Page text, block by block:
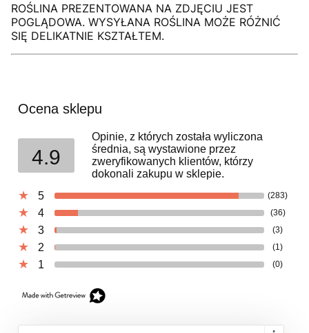
ROŚLINA PREZENTOWANA NA ZDJĘCIU JEST
POGLĄDOWA. WYSYŁANA ROŚLINA MOŻE RÓŻNIĆ
SIĘ DELIKATNIE KSZTAŁTEM.
Ocena sklepu
4.9
Opinie, z których została wyliczona
średnia, są wystawione przez
zweryfikowanych klientów, którzy
dokonali zakupu w sklepie.
5
(283)
4 (36)
3 (3)
2 (1)
1 (0)